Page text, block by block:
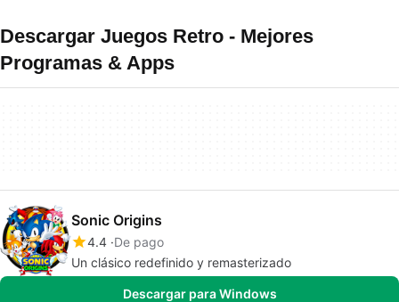
Descargar Juegos Retro - Mejores
Programas & Apps
Sonic Origins
4.4 De pago
Un clásico redefinido y remasterizado
Descargar para Windows